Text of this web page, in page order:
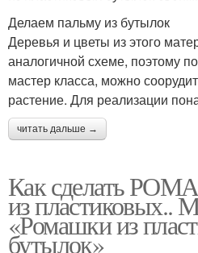
Делаем пальму из бутылок
Деревья и цветы из этого
аналогичной схеме, поэтому
мастер класса, можно
растение. Для реализации
читать дальше →
Как сделать
из пластиковых..
«Ромашки из
бутылок»